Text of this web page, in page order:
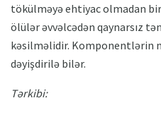
tökülməyə ehtiyac olmadan
ölülər əvvəlcədən qaynarsız
kəsilməlidir. Komponentlərin
dəyişdirilə bilər.
Tərkibi: